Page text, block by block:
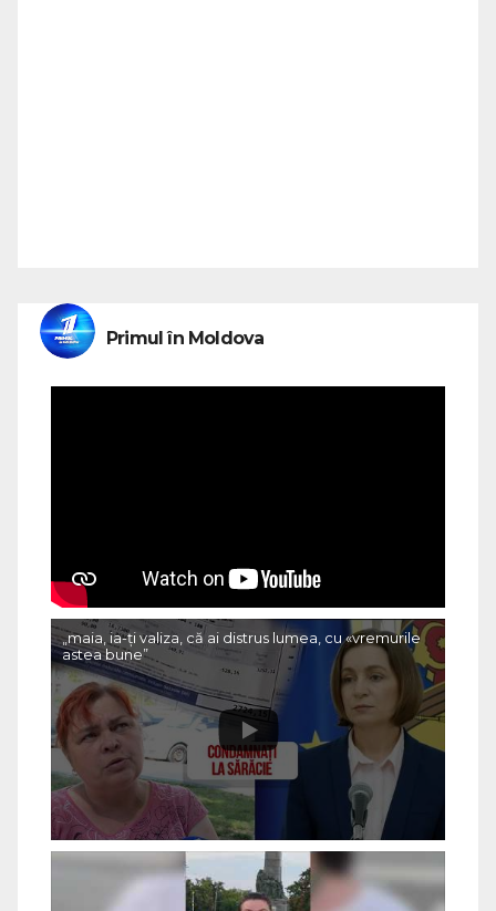
Primul în Moldova
„maia, ia-ți valiza, că ai distrus lumea, cu «vremurile
astea bune”